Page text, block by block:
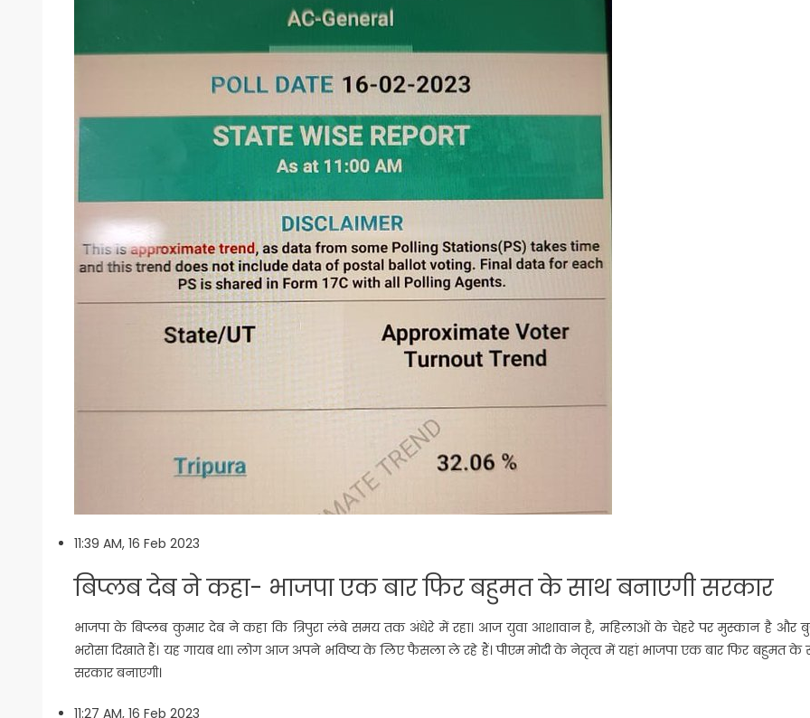
11:39 AM, 16 Feb 2023
बिप्लब देब ने कहा- भाजपा एक बार फिर बहुमत के साथ बनाएगी सरकार
भाजपा के ब‍िप्‍लब कुमार देब ने कहा कि त्रिपुरा लंबे समय तक अंधेरे में रहा। आज युवा आशावान है, महिलाओं के चेहरे पर मुस्कान है और
भरोसा दिखाते हैं। यह गायब था। लोग आज अपने भविष्य के लिए फैसला ले रहे हैं। पीएम मोदी के नेतृत्व में यहां भाजपा एक बार फिर बहुमत के
सरकार बनाएगी।
11:27 AM, 16 Feb 2023